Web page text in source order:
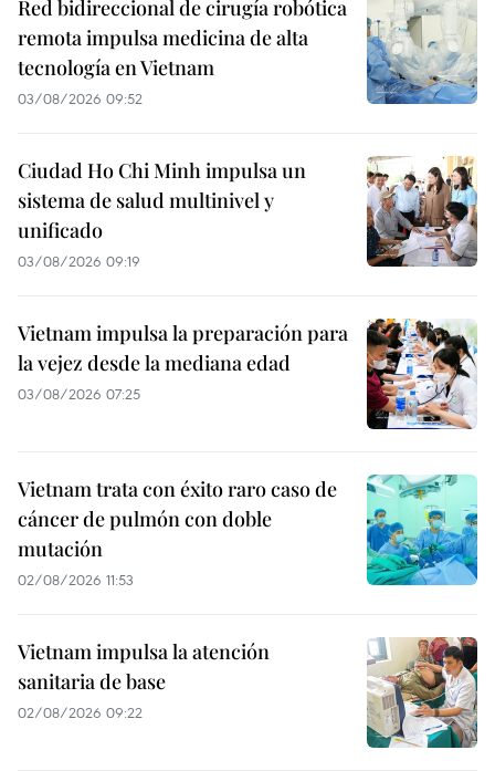
Red bidireccional de cirugía robótica
remota impulsa medicina de alta
tecnología en Vietnam
03/08/2026 09:52
Ciudad Ho Chi Minh impulsa un
sistema de salud multinivel y
unificado
03/08/2026 09:19
Vietnam impulsa la preparación para
la vejez desde la mediana edad
03/08/2026 07:25
Vietnam trata con éxito raro caso de
cáncer de pulmón con doble
mutación
02/08/2026 11:53
Vietnam impulsa la atención
sanitaria de base
02/08/2026 09:22